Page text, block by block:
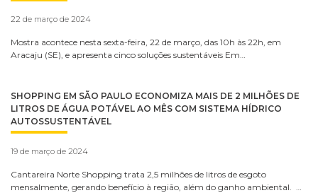
22 de março de 2024
Mostra acontece nesta sexta-feira, 22 de março, das 10h às 22h, em
Aracaju (SE), e apresenta cinco soluções sustentáveis Em…
SHOPPING EM SÃO PAULO ECONOMIZA MAIS DE 2 MILHÕES DE
LITROS DE ÁGUA POTÁVEL AO MÊS COM SISTEMA HÍDRICO
AUTOSSUSTENTÁVEL
19 de março de 2024
Cantareira Norte Shopping trata 2,5 milhões de litros de esgoto
mensalmente, gerando benefício à região, além do ganho ambiental. …